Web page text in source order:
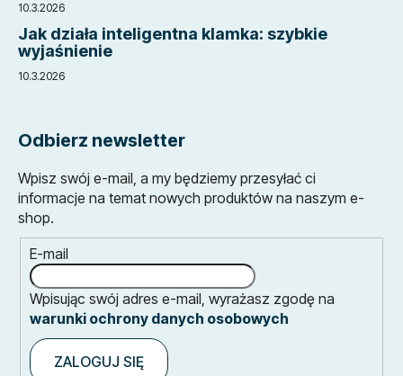
10.3.2026
Jak działa inteligentna klamka: szybkie
wyjaśnienie
10.3.2026
Odbierz newsletter
Wpisz swój e-mail, a my będziemy przesyłać ci
informacje na temat nowych produktów na naszym e-
shop.
E-mail
Wpisując swój adres e-mail, wyrażasz zgodę na
warunki ochrony danych osobowych
ZALOGUJ SIĘ